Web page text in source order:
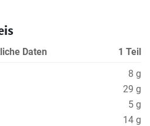
Daten
1 Teil
8 g
29 g
5 g
14 g